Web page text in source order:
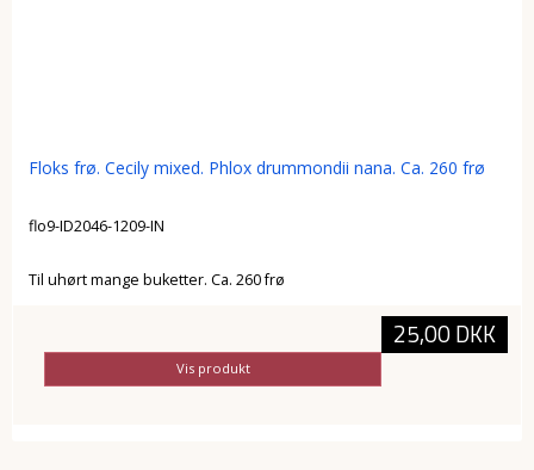
Floks frø. Cecily mixed. Phlox drummondii nana. Ca. 260 frø
flo9-ID2046-1209-IN
Til uhørt mange buketter. Ca. 260 frø
25,00 DKK
Vis produkt